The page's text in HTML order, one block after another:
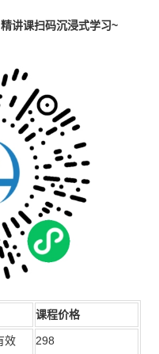
讲课扫码沉浸式学习~
课程价格
效 298